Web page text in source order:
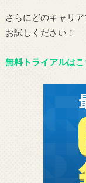
さらにどのキャリ
お試しください！
無料トライアルはこ